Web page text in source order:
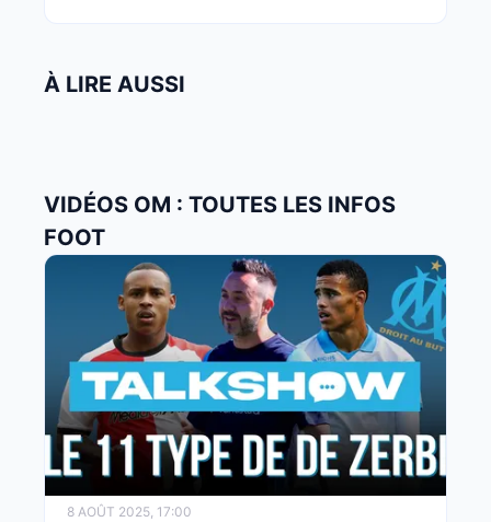
À LIRE AUSSI
VIDÉOS OM : TOUTES LES INFOS
FOOT
8 AOÛT 2025, 17:00